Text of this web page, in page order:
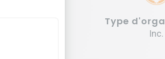
Type
Inc.